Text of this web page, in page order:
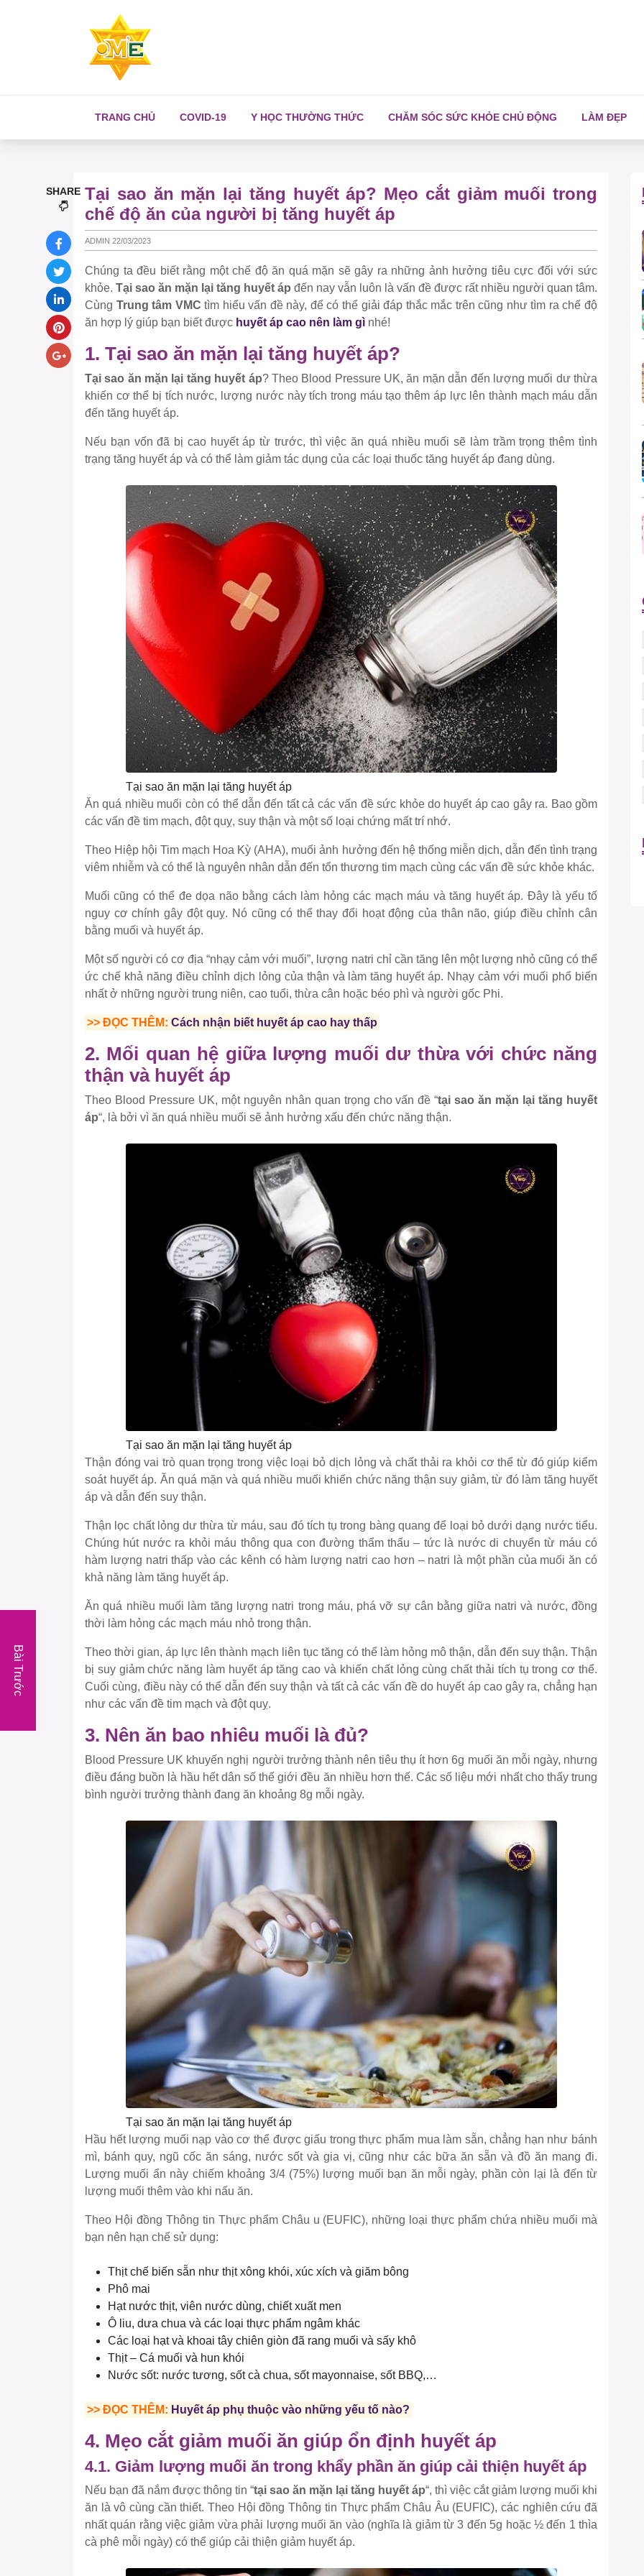
TRANG CHỦ COVID-19 Y HỌC THƯỜNG THỨC CHĂM SÓC SỨC KHỎE CHỦ ĐỘNG LÀM ĐẸP
Tại sao ăn mặn lại tăng huyết áp? Mẹo cắt giảm muối trong
chế độ ăn của người bị tăng huyết áp
ADMIN 22/03/2023
Chúng ta đều biết rằng một chế độ ăn quá mặn sẽ gây ra những ảnh hưởng tiêu cực đối với sức
khỏe. Tại sao ăn mặn lại tăng huyết áp đến nay vẫn luôn là vấn đề được rất nhiều người quan tâm.
Cùng Trung tâm VMC tìm hiểu vấn đề này, để có thể giải đáp thắc mắc trên cũng như tìm ra chế độ
ăn hợp lý giúp bạn biết được huyết áp cao nên làm gì nhé!
1. Tại sao ăn mặn lại tăng huyết áp?
Tại sao ăn mặn lại tăng huyết áp? Theo Blood Pressure UK, ăn mặn dẫn đến lượng muối dư thừa
khiến cơ thể bị tích nước, lượng nước này tích trong máu tạo thêm áp lực lên thành mạch máu dẫn
đến tăng huyết áp.
Nếu bạn vốn đã bị cao huyết áp từ trước, thì việc ăn quá nhiều muối sẽ làm trầm trọng thêm tình
trạng tăng huyết áp và có thể làm giảm tác dụng của các loại thuốc tăng huyết áp đang dùng.
Tại sao ăn mặn lại tăng huyết áp
Ăn quá nhiều muối còn có thể dẫn đến tất cả các vấn đề sức khỏe do huyết áp cao gây ra. Bao gồm
các vấn đề tim mạch, đột quỵ, suy thận và một số loại chứng mất trí nhớ.
Theo Hiệp hội Tim mạch Hoa Kỳ (AHA), muối ảnh hưởng đến hệ thống miễn dịch, dẫn đến tình trạng
viêm nhiễm và có thể là nguyên nhân dẫn đến tổn thương tim mạch cùng các vấn đề sức khỏe khác.
Muối cũng có thể đe dọa não bằng cách làm hỏng các mạch máu và tăng huyết áp. Đây là yếu tố
nguy cơ chính gây đột quỵ. Nó cũng có thể thay đổi hoạt động của thân não, giúp điều chỉnh cân
bằng muối và huyết áp.
Một số người có cơ địa “nhạy cảm với muối”, lượng natri chỉ cần tăng lên một lượng nhỏ cũng có thể
ức chế khả năng điều chỉnh dịch lỏng của thận và làm tăng huyết áp. Nhạy cảm với muối phổ biến
nhất ở những người trung niên, cao tuổi, thừa cân hoặc béo phì và người gốc Phi.
>> ĐỌC THÊM:Cách nhận biết huyết áp cao hay thấp
2. Mối quan hệ giữa lượng muối dư thừa với chức năng
thận và huyết áp
Theo Blood Pressure UK, một nguyên nhân quan trọng cho vấn đề “tại sao ăn mặn lại tăng huyết
áp“, là bởi vì ăn quá nhiều muối sẽ ảnh hưởng xấu đến chức năng thận.
Tại sao ăn mặn lại tăng huyết áp
Thận đóng vai trò quan trọng trong việc loại bỏ dịch lỏng và chất thải ra khỏi cơ thể từ đó giúp kiểm
soát huyết áp. Ăn quá mặn và quá nhiều muối khiến chức năng thận suy giảm, từ đó làm tăng huyết
áp và dẫn đến suy thận.
Thận lọc chất lỏng dư thừa từ máu, sau đó tích tụ trong bàng quang để loại bỏ dưới dạng nước tiểu.
Chúng hút nước ra khỏi máu thông qua con đường thẩm thấu – tức là nước di chuyển từ máu có
hàm lượng natri thấp vào các kênh có hàm lượng natri cao hơn – natri là một phần của muối ăn có
khả năng làm tăng huyết áp.
Ăn quá nhiều muối làm tăng lượng natri trong máu, phá vỡ sự cân bằng giữa natri và nước, đồng
thời làm hỏng các mạch máu nhỏ trong thận.
Theo thời gian, áp lực lên thành mạch liên tục tăng có thể làm hỏng mô thận, dẫn đến suy thận. Thận
bị suy giảm chức năng làm huyết áp tăng cao và khiến chất lỏng cùng chất thải tích tụ trong cơ thể.
Cuối cùng, điều này có thể dẫn đến suy thận và tất cả các vấn đề do huyết áp cao gây ra, chẳng hạn
như các vấn đề tim mạch và đột quỵ.
3. Nên ăn bao nhiêu muối là đủ?
Blood Pressure UK khuyến nghị người trưởng thành nên tiêu thụ ít hơn 6g muối ăn mỗi ngày, nhưng
điều đáng buồn là hầu hết dân số thế giới đều ăn nhiều hơn thế. Các số liệu mới nhất cho thấy trung
bình người trưởng thành đang ăn khoảng 8g mỗi ngày.
Tại sao ăn mặn lại tăng huyết áp
Hầu hết lượng muối nạp vào cơ thể được giấu trong thực phẩm mua làm sẵn, chẳng hạn như bánh
mì, bánh quy, ngũ cốc ăn sáng, nước sốt và gia vị, cũng như các bữa ăn sẵn và đồ ăn mang đi.
Lượng muối ẩn này chiếm khoảng 3/4 (75%) lượng muối bạn ăn mỗi ngày, phần còn lại là đến từ
lượng muối thêm vào khi nấu ăn.
Theo Hội đồng Thông tin Thực phẩm Châu u (EUFIC), những loại thực phẩm chứa nhiều muối mà
bạn nên hạn chế sử dụng:
Thịt chế biến sẵn như thịt xông khói, xúc xích và giăm bông
Phô mai
Hạt nước thịt, viên nước dùng, chiết xuất men
Ô liu, dưa chua và các loại thực phẩm ngâm khác
Các loại hạt và khoai tây chiên giòn đã rang muối và sấy khô
Thịt – Cá muối và hun khói
Nước sốt: nước tương, sốt cà chua, sốt mayonnaise, sốt BBQ,…
>> ĐỌC THÊM: Huyết áp phụ thuộc vào những yếu tố nào?
4. Mẹo cắt giảm muối ăn giúp ổn định huyết áp
4.1. Giảm lượng muối ăn trong khẩy phần ăn giúp cải thiện huyết áp
Nếu bạn đã nắm được thông tin “tại sao ăn mặn lại tăng huyết áp“, thì việc cắt giảm lượng muối khi
ăn là vô cùng cần thiết. Theo Hội đồng Thông tin Thực phẩm Châu Âu (EUFIC), các nghiên cứu đã
nhất quán rằng việc giảm vừa phải lượng muối ăn vào (nghĩa là giảm từ 3 đến 5g hoặc ½ đến 1 thìa
cà phê mỗi ngày) có thể giúp cải thiện giảm huyết áp.
SHARE
Bài Trước